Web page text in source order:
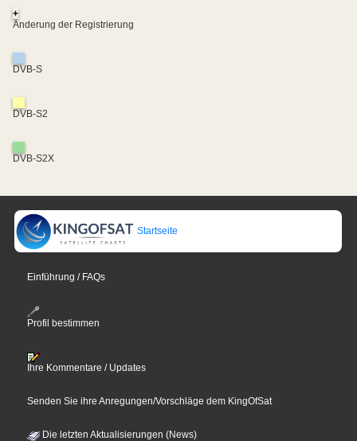
+
Änderung der Registrierung
DVB-S
DVB-S2
DVB-S2X
Startseite
Einführung / FAQs
Profil bestimmen
Ihre Kommentare / Updates
Senden Sie ihre Anregungen/Vorschläge dem KingOfSat
Die letzten Aktualisierungen (News)